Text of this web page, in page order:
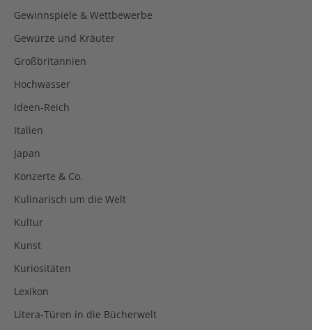
Gewinnspiele & Wettbewerbe
Gewürze und Kräuter
Großbritannien
Hochwasser
Ideen-Reich
Italien
Japan
Konzerte & Co.
Kulinarisch um die Welt
Kultur
Kunst
Kuriositäten
Lexikon
Litera-Türen in die Bücherwelt